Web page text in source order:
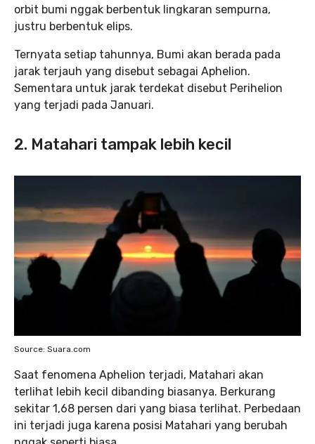
orbit bumi nggak berbentuk lingkaran sempurna,
justru berbentuk elips.
Ternyata setiap tahunnya, Bumi akan berada pada
jarak terjauh yang disebut sebagai Aphelion.
Sementara untuk jarak terdekat disebut Perihelion
yang terjadi pada Januari.
2. Matahari tampak lebih kecil
Source: Suara.com
Saat fenomena Aphelion terjadi, Matahari akan
terlihat lebih kecil dibanding biasanya. Berkurang
sekitar 1,68 persen dari yang biasa terlihat. Perbedaan
ini terjadi juga karena posisi Matahari yang berubah